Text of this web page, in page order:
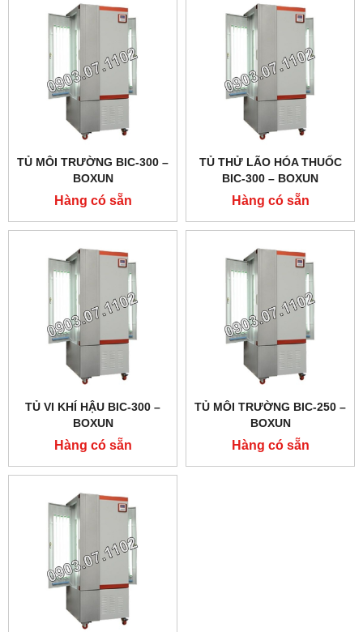
TỦ MÔI TRƯỜNG BIC-300 –
BOXUN
Hàng có sẵn
TỦ THỬ LÃO HÓA THUỐC
BIC-300 – BOXUN
Hàng có sẵn
TỦ VI KHÍ HẬU BIC-300 –
BOXUN
Hàng có sẵn
TỦ MÔI TRƯỜNG BIC-250 –
BOXUN
Hàng có sẵn